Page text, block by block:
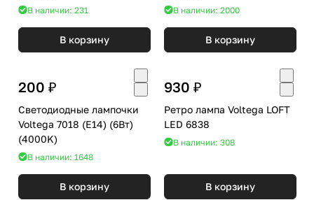
В наличии: 231
В корзину
В наличии: 2000
В корзину
200 ₽
Светодиодные лампочки
Voltega 7018 (E14) (6Вт)
(4000K)
В наличии: 1648
В корзину
930 ₽
Ретро лампа Voltega LOFT
LED 6838
В наличии: 308
В корзину